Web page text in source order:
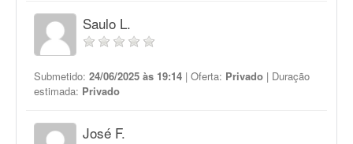
Saulo L.
Submetido: 24/06/2025 às 19:14 | Oferta: Privado | Duração
estimada: Privado
José F.